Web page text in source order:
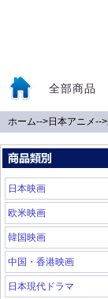
全部商品
ホーム-->日本アニメ-->
日本映画
欧米映画
韓国映画
中国・香港映画
日本現代ドラマ